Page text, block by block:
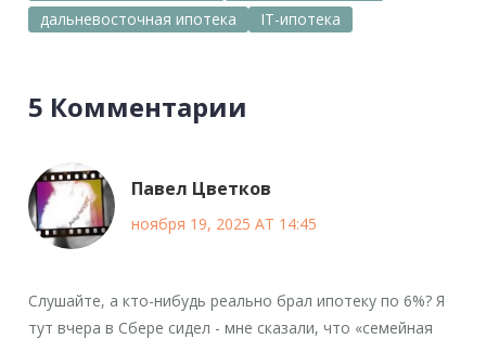
дальневосточная ипотека
IT-ипотека
5 Комментарии
Павел Цветков
ноября 19, 2025 AT 14:45
Слушайте, а кто-нибудь реально брал ипотеку по 6%? Я
тут вчера в Сбере сидел - мне сказали, что «семейная